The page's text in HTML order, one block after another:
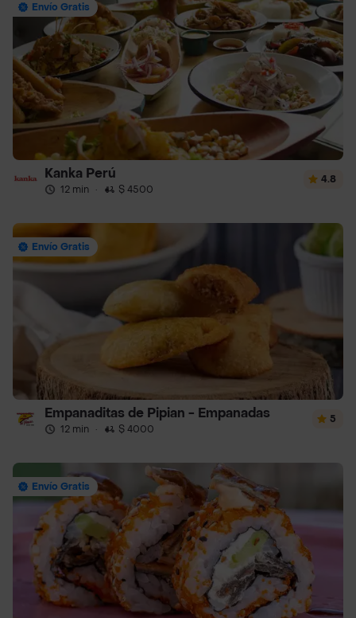
Envío Gratis
Kanka Perú
12 min · $ 4500
4.8
Envío Gratis
Empanaditas de Pipian - Empanadas
12 min · $ 4000
5
Envío Gratis